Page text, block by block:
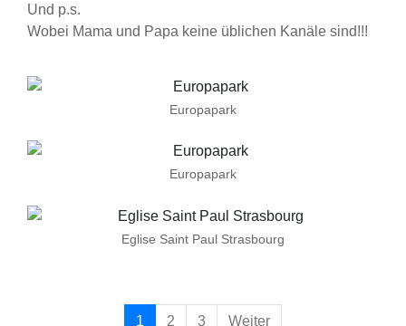
Und p.s.
Wobei Mama und Papa keine üblichen Kanäle sind!!!
Europapark
Europapark
Eglise Saint Paul Strasbourg
1 2 3 Weiter